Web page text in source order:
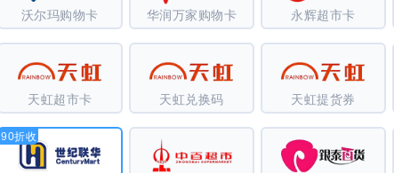
沃尔玛购物卡 华润万家购物卡 永辉超市卡
天虹超市卡 天虹兑换码 天虹提货券
90折收